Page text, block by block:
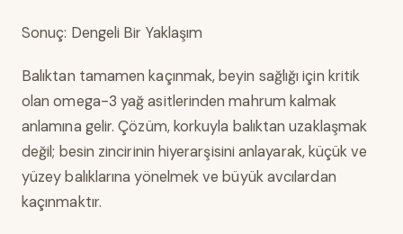
Sonuç: Dengeli Bir Yaklaşım
Balıktan tamamen kaçınmak, beyin sağlığı için kritik
olan omega-3 yağ asitlerinden mahrum kalmak
anlamına gelir. Çözüm, korkuyla balıktan uzaklaşmak
değil; besin zincirinin hiyerarşisini anlayarak, küçük ve
yüzey balıklarına yönelmek ve büyük avcılardan
kaçınmaktır.